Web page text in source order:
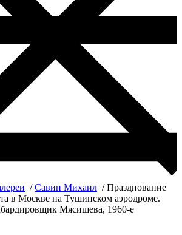
/Савин Михаил / Празднование
в Москве на Тушинском аэродроме.
Мясищева, 1960-е